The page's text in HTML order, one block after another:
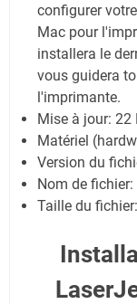
configurer
Mac pour
installera le
vous guidera
l'imprimante.
Mise à jour: 22
Matériel
Version du
Nom de
Taille du fichier: